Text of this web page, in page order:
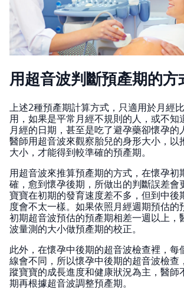
用超音波判斷預產期的方
上述2種預產期計算方式，只適用於月經
用，如果是平常月經不規則的人，或不知
月經的日期，甚至是吃了避孕藥卻懷孕的
醫師用超音波來觀察胎兒的身形大小，以
大小，才能得到較準確的預產期。
用超音波來推算預產期的方式，在懷孕初
確，愈到懷孕後期，所做出的判斷誤差會
寶寶在初期的發育速度差不多，但到中後
度會不太一樣。如果依照月經週期預估的
初期超音波預估的預產期相差一週以上，
波量測的大小做預產期的校正。
此外，在懷孕中後期的超音波檢查裡，每
線會不同，所以懷孕中後期的超音波檢查
蹤寶寶的成長進度和健康狀況為主，醫師
期再根據超音波調整預產期。